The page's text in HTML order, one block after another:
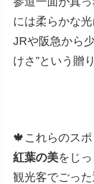
には柔らかな
JRや阪急から
けさ”という贈
🍁これらのス
紅葉の美をじ
観光客でごっ